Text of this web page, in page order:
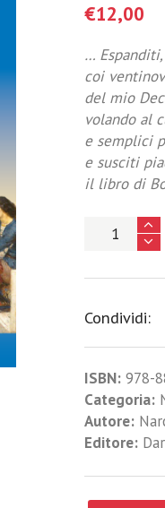
€12,00
…
coi
del mio
volando al
e semplici
e susciti
il libro di
Condividi:
ISBN: 978-
Categoria:
Autore:
Editore: